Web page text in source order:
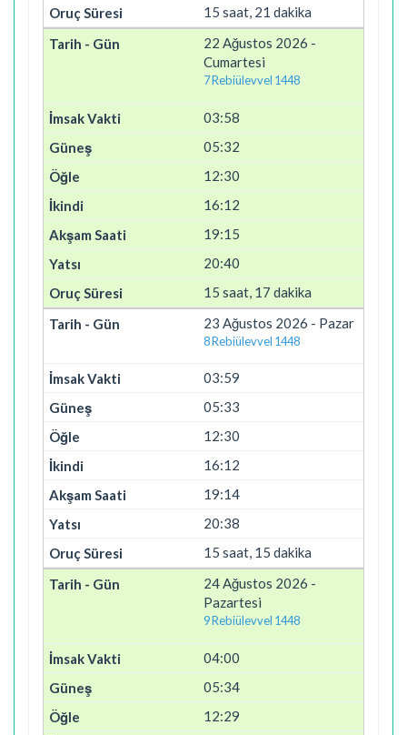
15 saat, 21 dakika
22 Ağustos 2026 -
Cumartesi
7 Rebiülevvel 1448
03:58
05:32
12:30
16:12
19:15
20:40
15 saat, 17 dakika
23 Ağustos 2026 - Pazar
8 Rebiülevvel 1448
03:59
05:33
12:30
16:12
19:14
20:38
15 saat, 15 dakika
24 Ağustos 2026 -
Pazartesi
9 Rebiülevvel 1448
04:00
05:34
12:29